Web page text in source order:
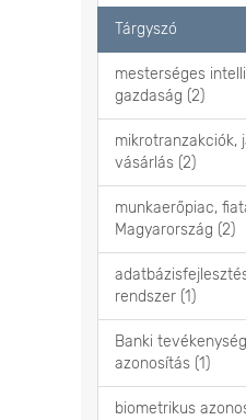
Tárgyszó
mesterséges
gazdaság (2)
mikrotranzakciók,
vásárlás (2)
munkaerőpiac,
Magyarország (2)
rendszer (1)
Banki
azonosítás (1)
biometrikus